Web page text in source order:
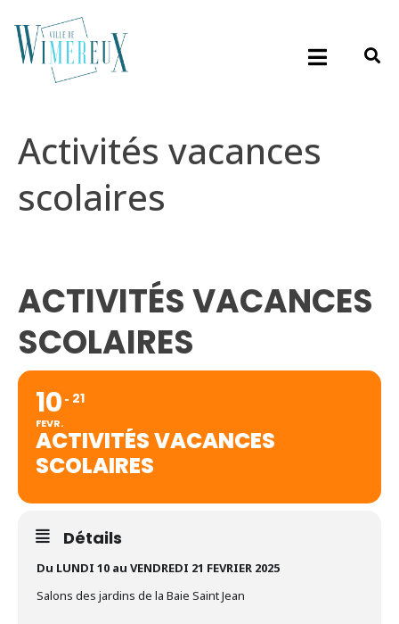
Activités vacances
scolaires
ACTIVITÉS VACANCES
SCOLAIRES
10
FEVR.
21
ACTIVITÉS VACANCES
SCOLAIRES
Détails
Du LUNDI 10 au VENDREDI 21 FEVRIER 2025
Salons des jardins de la Baie Saint Jean